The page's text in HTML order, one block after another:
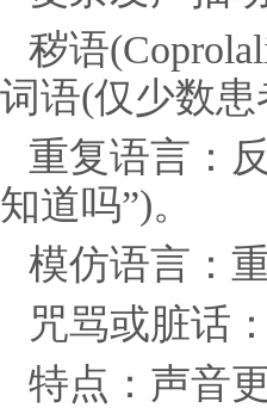
秽语
词语(仅少数患
重复语言：
知道吗”)。
模仿语言：
咒骂或脏话
特点：声音